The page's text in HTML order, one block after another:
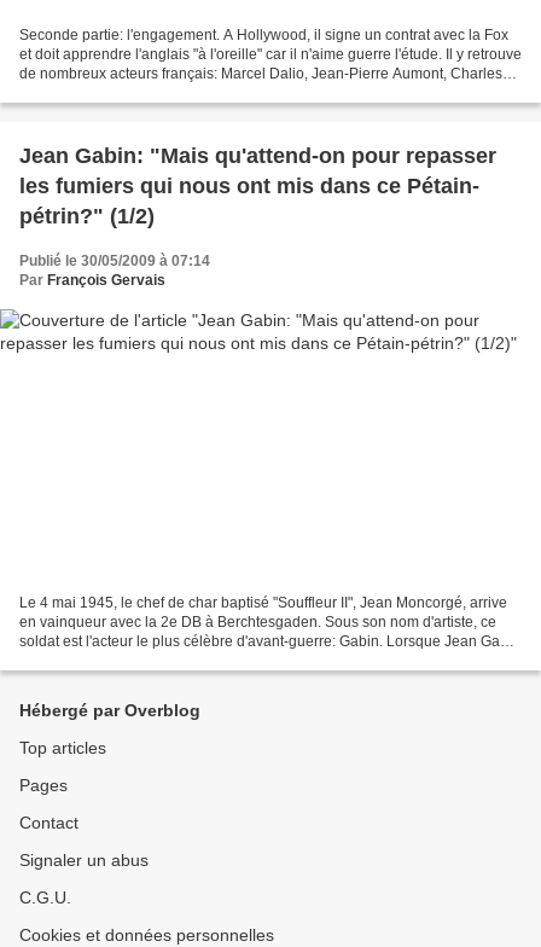
Seconde partie: l'engagement. A Hollywood, il signe un contrat avec la Fox
et doit apprendre l'anglais "à l'oreille" car il n'aime guerre l'étude. Il y retrouve
de nombreux acteurs français: Marcel Dalio, Jean-Pierre Aumont, Charles
Jean Gabin: "Mais qu'attend-on pour repasser
les fumiers qui nous ont mis dans ce Pétain-
pétrin?" (1/2)
Publié le 30/05/2009 à 07:14
Par François Gervais
Le 4 mai 1945, le chef de char baptisé "Souffleur II", Jean Moncorgé, arrive
en vainqueur avec la 2e DB à Berchtesgaden. Sous son nom d'artiste, ce
soldat est l'acteur le plus célèbre d'avant-guerre: Gabin. Lorsque Jean Gabin
Hébergé par Overblog
Top articles
Pages
Contact
Signaler un abus
C.G.U.
Cookies et données personnelles